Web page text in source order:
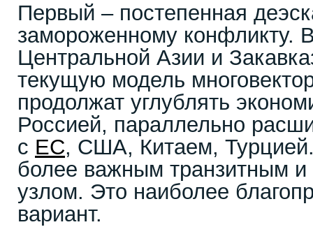
Первый – постепенная
замороженному конфликту.
Центральной Азии и
текущую модель
продолжат углублять
Россией, параллельно
с ЕС, США, Китаем,
более важным транзитным и
узлом. Это наиболее
вариант.